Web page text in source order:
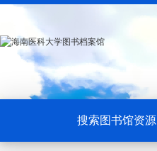
搜索图书馆资源